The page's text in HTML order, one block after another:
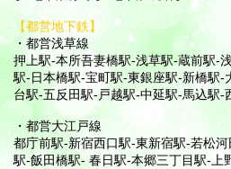
【都営地下鉄】
・都営浅草線
押上駅-本所吾妻橋駅-浅草駅-蔵前駅-
駅-日本橋駅-宝町駅-東銀座駅-新橋駅-
台駅-五反田駅-戸越駅-中延駅-馬込駅-
・都営大江戸線
都庁前駅-新宿西口駅-東新宿駅-若松
駅-飯田橋駅- 春日駅-本郷三丁目駅-上